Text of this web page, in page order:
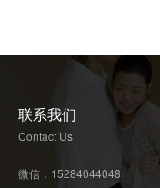
联系我们
Contact Us
微信： 15284044048